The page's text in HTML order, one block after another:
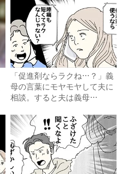
「促進剤ならラクね…？」義
母の言葉にモヤモヤして夫に
相談。すると夫は義母